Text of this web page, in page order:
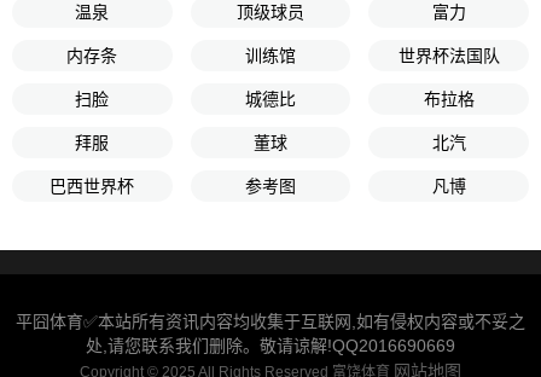
温泉 顶级球员 富力
内存条 训练馆 世界杯法国队
扫脸 城德比 布拉格
拜服 董球 北汽
巴西世界杯 参考图 凡博
平囧体育✅本站所有资讯内容均收集于互联网,如有侵权内容或不妥之
处,请您联系我们删除。敬请谅解!QQ2016690669
Copyright © 2025 All Rights Reserved 富饶体育 网站地图